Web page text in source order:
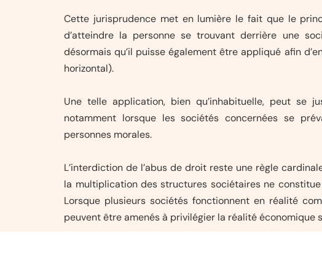
Cette jurisprudence met en lumière le fait que le
d’atteindre la personne se trouvant derrière une
désormais qu’il puisse également être appliqué afin
horizontal).
Une telle application, bien qu’inhabituelle, peut se
notamment lorsque les sociétés concernées se
personnes morales.
L’interdiction de l’abus de droit reste une règle
la multiplication des structures sociétaires ne
Lorsque plusieurs sociétés fonctionnent en réalité
peuvent être amenés à privilégier la réalité